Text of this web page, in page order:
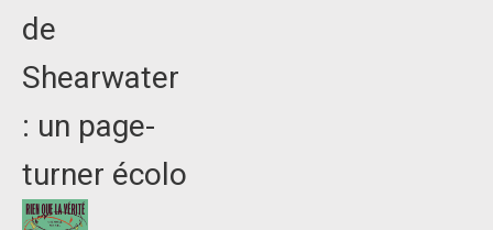
de
Shearwater
: un page-
turner écolo